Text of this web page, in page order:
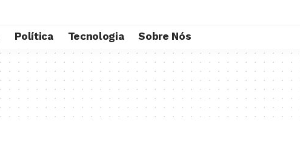
Política Tecnologia Sobre Nós